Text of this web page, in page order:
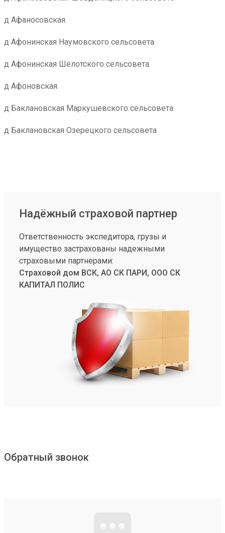
д Афаносовская
д Афонинская Наумовского сельсовета
д Афонинская Шелотского сельсовета
д Афоновская
д Баклановская Маркушевского сельсовета
д Баклановская Озерецкого сельсовета
Надёжный страховой партнер
Ответственность экспедитора, грузы и
имущество застрахованы надежными
страховыми партнерами:
Страховой дом ВСК, АО СК ПАРИ, ООО СК
КАПИТАЛ ПОЛИС
Обратный звонок